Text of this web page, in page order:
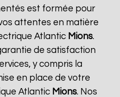
est formée pour
attentes en matière
Atlantic Mions.
de satisfaction
y compris la
en place de votre
Atlantic Mions. Nos